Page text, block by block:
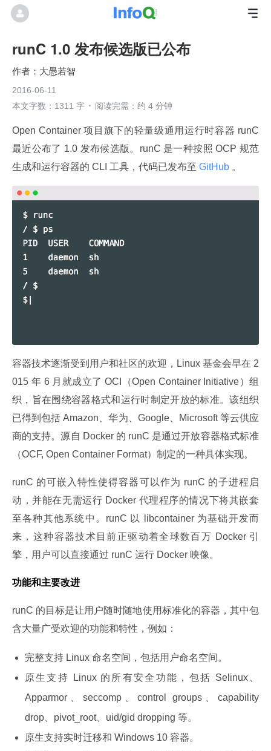
runC 1.0 发布候选版已公布
大愚若智
2016-06-11
本文字数：1311 字
阅读完需：约 4 分钟
Open Container 项目旗下的轻量级通用运行时容器 runC
最近公布了 1.0 发布候选版。runC 是一种按照 OCP 规范
生成和运行容器的 CLI 工具，代码已发布至 GitHub 。
容器技术逐渐受到用户和社区的欢迎，Linux 基金会早在 2
015 年 6 月就成立了 OCI（Open Container Initiative）组
织，旨在围绕容器格式和运行时制定开放的标准。该组织
已得到包括 Amazon、华为、Google、Microsoft 等云供应
商的支持。源自 Docker 的 runC 是通过开放容器格式标准
（OCF, Open Container Format）制定的一种具体实现。
runC 的可嵌入特性使得容器可以作为 runC 的子进程启
动，并能在无需运行 Docker 代理程序的情况下将其嵌套
至各种其他系统中。runC 以 libcontainer 为基础开发而
来，这种容器技术目前正驱动着全球数百万 Docker 引
擎，用户可以直接通过 runC 运行 Docker 映像。
功能和主要改进
runC 的目标是让用户随时随地使用标准化的容器，其中包
含大量广受欢迎的功能和特性，例如：
完整支持 Linux 命名空间，包括用户命名空间。
原生支持 Linux 的所有安全功能，包括 Selinux、
Apparmor、seccomp、control groups、capability
drop、pivot_root、uid/gid dropping 等。
原生支持实时迁移和 Windows 10 容器。